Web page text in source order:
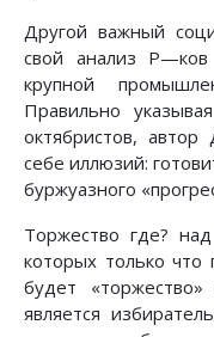
Другой важный
свой анализ
крупной
Правильно
октябристов,
себе иллюзий:
буржуазного
Торжество где?
которых только
будет
является